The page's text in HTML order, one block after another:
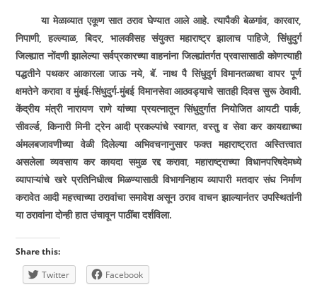
या मेळाव्यात एकूण सात ठराव घेण्यात आले आहे. त्यापैकी बेळगांव, कारवार,
निपाणी, हल्ल्याळ, बिदर, भालकीसह संयुक्त महाराष्ट्र झालाच पाहिजे, सिंधुदुर्ग
जिल्ह्यात नोंदणी झालेल्या सर्वप्रकारच्या वाहनांना जिल्ह्यांतर्गत प्रवासासाठी कोणत्याही
पद्धतीने पथकर आकारला जाऊ नये, बॅ. नाथ पै सिंधुदुर्ग विमानतळाचा वापर पूर्ण
क्षमतेने करावा व मुंबई-सिंधुदुर्ग-मुंबई विमानसेवा आठवड्याचे सातही दिवस सुरू ठेवावी.
केंद्रीय मंत्री नारायण राणे यांच्या प्रयत्नातून सिंधुदुर्गात नियोजित आयटी पार्क,
सीवर्ल्ड, किनारी मिनी ट्रेन आदी प्रकल्पांचे स्वागत, वस्तु व सेवा कर कायद्याच्या
अंमलबजावणीच्या वेळी दिलेल्या अभिवचनानुसार फक्त महाराष्ट्रात अस्तित्त्वात
असलेला व्यवसाय कर कायदा समुळ रद्द करावा, महाराष्ट्राच्या विधानपरिषदेमध्ये
व्यापाऱ्यांचे खरे प्रतिनिधीत्व मिळण्यासाठी विभागनिहाय व्यापारी मतदार संघ निर्माण
करावेत आदी महत्त्वाच्या ठरावांचा समावेश असून ठराव वाचन झाल्यानंतर उपस्थितांनी
या ठरावांना दोन्ही हात उंचावून पाठींबा दर्शविला.
Share this:
Twitter
Facebook